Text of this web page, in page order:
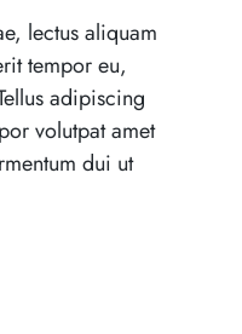
lectus aliquam
tempor eu,
adipiscing
volutpat amet
dui ut